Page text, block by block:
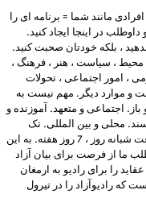
مانند شما = برنامه ای را
در اینجا ایجاد کنید.
، بلکه خودتان صحبت کنید.
، سیاست ، هنر ، فرهنگ ،
، امور اجتماعی ، تحولات
و موارد دیگر. مهم نیست به
باز. اجتماعی و متعهد. آموزنده و
محلی و بین المللی. تک
زبانه و چند زبانه. 24 ساعت شبانه روز ، 7 روز هفته. به این
ما از فرصت برای بیان آزاد
را برای رادیو به ارمغان
که رادیوآزاد را در تیرول